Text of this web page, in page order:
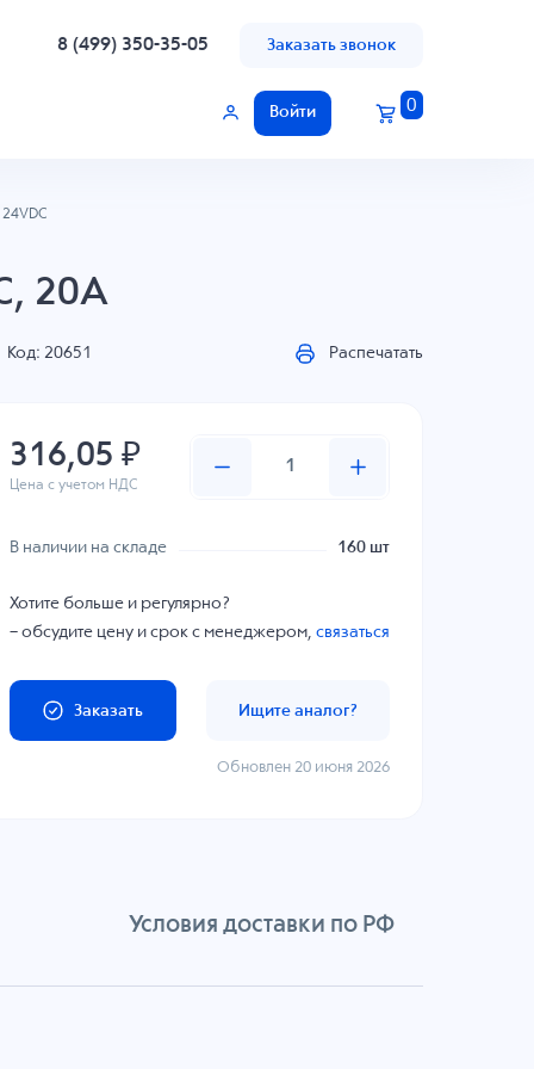
8 (499) 350-35-05 Заказать звонок
Войти 0
20A
Код: 20651 Распечатать
316,05 ₽
Цена с учетом НДС
В наличии на складе 160 шт
Хотите больше и регулярно?
– обсудите цену и срок с менеджером,связаться
Заказать Ищите аналог?
Обновлен 20 июня 2026
Условия доставки по РФ